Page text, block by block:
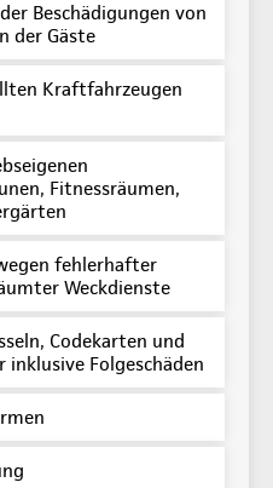
Beschädigungen von
der Gäste
Kraftfahrzeugen
Fitnessräumen,
fehlerhafter
Weckdienste
Codekarten und
Folgeschäden